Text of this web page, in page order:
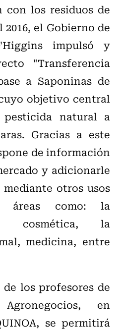
con los residuos de
2016, el Gobierno de
impulsó y
"Transferencia
a Saponinas de
objetivo central
natural a
Gracias a este
de información
y adicionarle
otros usos
áreas como: la
cosmética, la
medicina, entre
los profesores de
en
se permitirá